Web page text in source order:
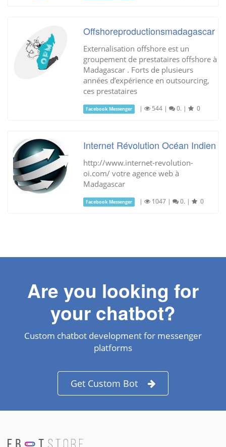
Offshoreproductionsmadagascar
Externalisation offshore est un
groupement de prestataires offshore à
Madagascar . Forts de plusieurs
années d’expérience en outsourcing,
ces prestataires
Facebook Messenger | 544 | 0. | 0
Internet Révolution Océan Indien
http://www.internet-revolution-
oi.com/ votre agence web à
Madagascar
Facebook Messenger | 1047 | 0. | 0
Are you looking for
your chatbot?
Custom chatbot development for messenger
platforms
Get Custom Bot